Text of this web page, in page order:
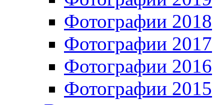
Фотографии 2018
Фотографии 2017
Фотографии 2016
Фотографии 2015